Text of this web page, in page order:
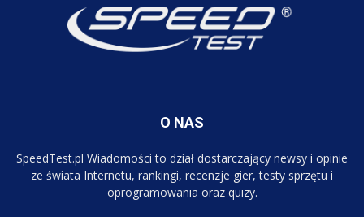
O NAS
SpeedTest.pl Wiadomości to dział dostarczający newsy i opinie
ze świata Internetu, rankingi, recenzje gier, testy sprzętu i
oprogramowania oraz quizy.